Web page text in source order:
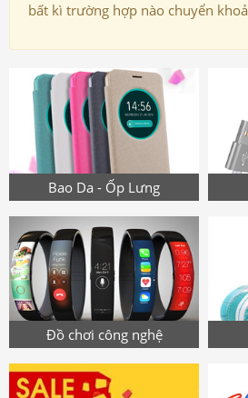
bất kì trường hợp nào chuyển
Bao Da - Ốp Lưng
Đồ chơi công nghệ